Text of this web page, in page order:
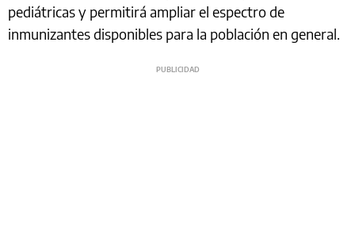
pediátricas y permitirá ampliar el espectro de
inmunizantes disponibles para la población en general.